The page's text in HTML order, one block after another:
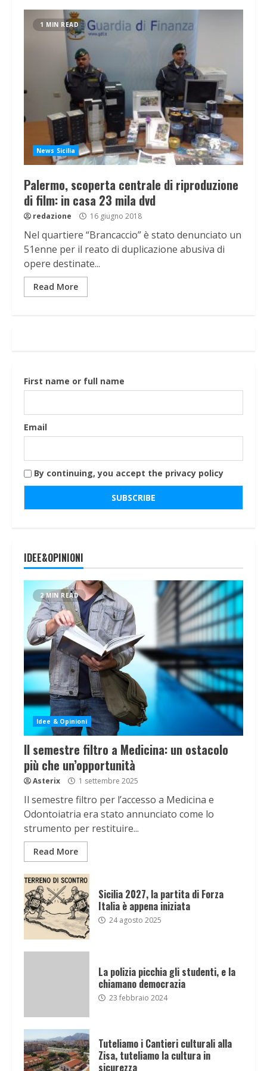
1 MIN READ
News Sicilia
Palermo, scoperta centrale di riproduzione
di film: in casa 23 mila dvd
redazione 16 giugno 2018
Nel quartiere “Brancaccio” è stato denunciato un
51enne per il reato di duplicazione abusiva di
opere destinate...
Read More
First name or full name
Email
By continuing, you accept the privacy policy
IDEE&OPINIONI
2 MIN READ
Idee & Opinioni
Il semestre filtro a Medicina: un ostacolo
più che un’opportunità
Asterix 1 settembre 2025
Il semestre filtro per l’accesso a Medicina e
Odontoiatria era stato annunciato come lo
strumento per restituire...
Read More
Sicilia 2027, la partita di Forza
Italia è appena iniziata
24 agosto 2025
La polizia picchia gli studenti, e la
chiamano democrazia
23 febbraio 2024
Tuteliamo i Cantieri culturali alla
Zisa, tuteliamo la cultura in
sicurezza